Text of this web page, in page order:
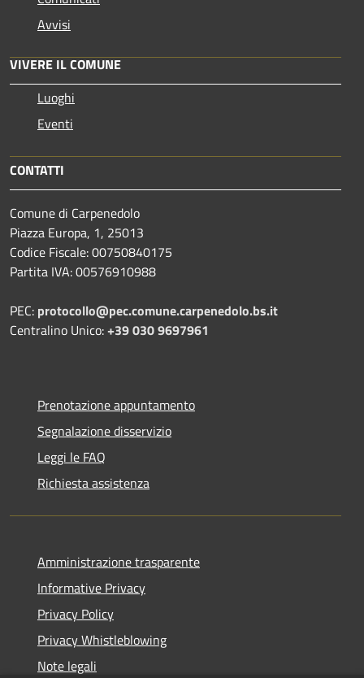
Avvisi
VIVERE IL COMUNE
Luoghi
Eventi
CONTATTI
Comune di Carpenedolo
Piazza Europa, 1, 25013
Codice Fiscale: 00750840175
Partita IVA: 00576910988
PEC: protocollo@pec.comune.carpenedolo.bs.it
Centralino Unico:+39 030 9697961
Prenotazione appuntamento
Segnalazione disservizio
Leggi le FAQ
Richiesta assistenza
Amministrazione trasparente
Informative Privacy
Privacy Policy
Privacy Whistleblowing
Note legali